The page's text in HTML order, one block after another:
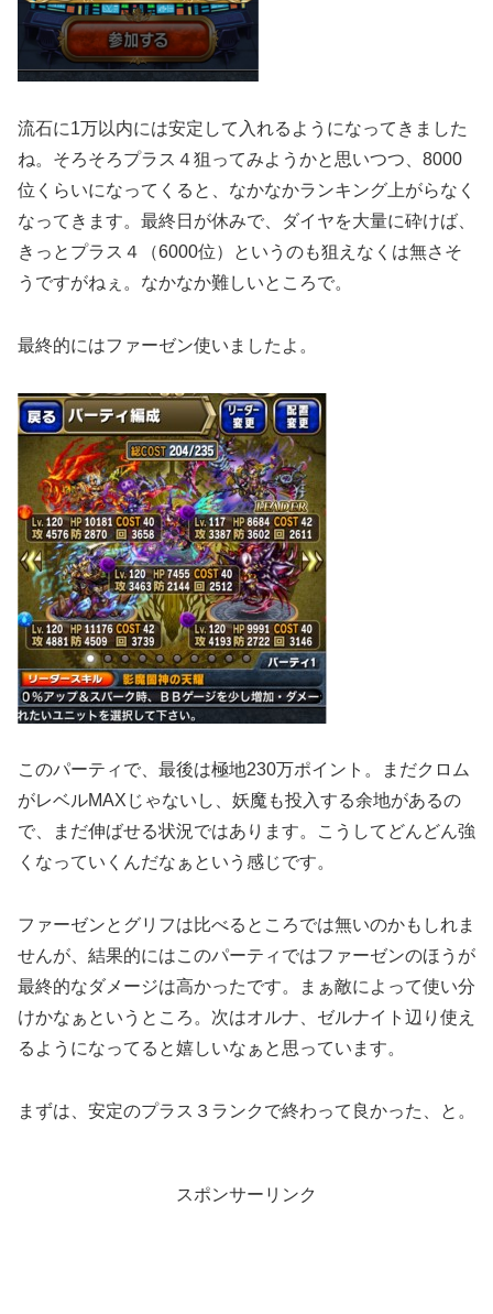
流石に1万以内には安定して入れるようになってきました
ね。そろそろプラス４狙ってみようかと思いつつ、8000
位くらいになってくると、なかなかランキング上がらなく
なってきます。最終日が休みで、ダイヤを大量に砕けば、
きっとプラス４（6000位）というのも狙えなくは無さそ
うですがねぇ。なかなか難しいところで。
最終的にはファーゼン使いましたよ。
このパーティで、最後は極地230万ポイント。まだクロム
がレベルMAXじゃないし、妖魔も投入する余地があるの
で、まだ伸ばせる状況ではあります。こうしてどんどん強
くなっていくんだなぁという感じです。
ファーゼンとグリフは比べるところでは無いのかもしれま
せんが、結果的にはこのパーティではファーゼンのほうが
最終的なダメージは高かったです。まぁ敵によって使い分
けかなぁというところ。次はオルナ、ゼルナイト辺り使え
るようになってると嬉しいなぁと思っています。
まずは、安定のプラス３ランクで終わって良かった、と。
スポンサーリンク